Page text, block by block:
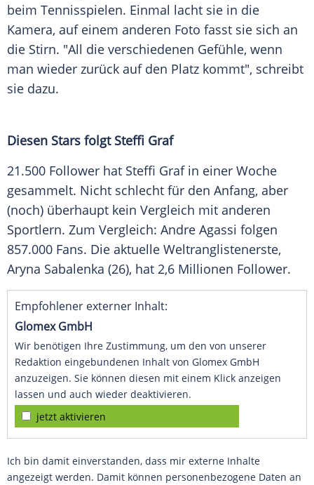
beim Tennisspielen. Einmal lacht sie in die
Kamera, auf einem anderen Foto fasst sie sich an
die Stirn. "All die verschiedenen Gefühle, wenn
man wieder zurück auf den Platz kommt", schreibt
sie dazu.
Diesen Stars folgt Steffi Graf
21.500 Follower hat Steffi Grafin einer Woche
gesammelt. Nicht schlecht für den Anfang, aber
(noch) überhaupt kein Vergleich mit anderen
Sportlern. Zum Vergleich: Andre Agassi folgen
857.000 Fans. Die aktuelle Weltranglistenerste,
Aryna Sabalenka (26), hat 2,6 Millionen Follower.
Empfohlener externer Inhalt:
Glomex GmbH
Wir benötigen Ihre Zustimmung, um den von unserer
Redaktion eingebundenen Inhalt von Glomex GmbH
anzuzeigen. Sie können diesen mit einem Klick anzeigen
lassen und auch wieder deaktivieren.
jetzt aktivieren
Ich bin damit einverstanden, dass mir externe Inhalte
angezeigt werden. Damit können personenbezogene Daten an